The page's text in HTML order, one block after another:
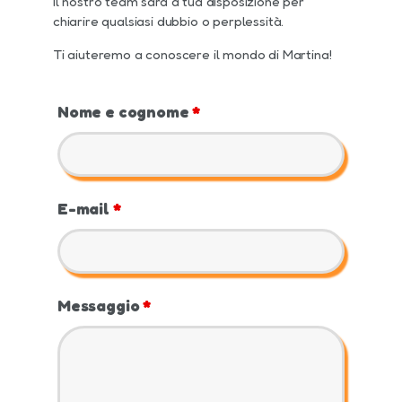
chiarire qualsiasi dubbio o perplessità.
Ti aiuteremo a conoscere il mondo di Martina!
Nome e cognome*
E-mail *
Messaggio*